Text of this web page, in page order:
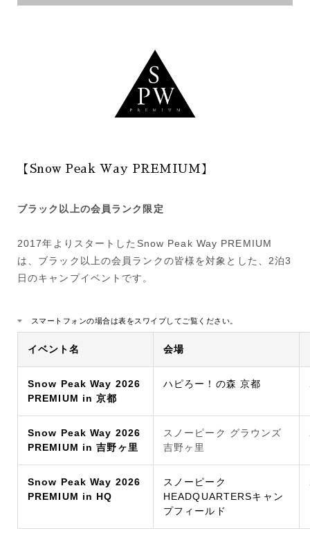
【Snow Peak Way PREMIUM】
ブラック以上の会員ランク限定
2017年よりスタートしたSnow Peak Way PREMIUM
は、ブラック以上の会員ランクの皆様を対象とした、2泊3
日のキャンプイベントです。
スマートフォンの場合は表をスワイプしてご覧ください。
イベント名 会場
Snow Peak Way 2026
PREMIUM in 京都
ハピろー！の森 京都
Snow Peak Way 2026
PREMIUM in 吉野ヶ里
スノーピーク グラウンズ
吉野ヶ里
Snow Peak Way 2026
PREMIUM in HQ
スノーピーク
HEADQUARTERSキャン
プフィールド